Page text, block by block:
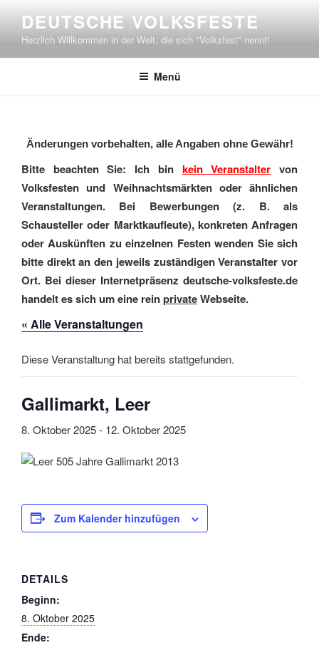
springen
DEUTSCHE VOLKSFESTE
Herzlich Willkommen in der Welt, die sich "Volksfest" nennt!
Menü
Änderungen vorbehalten, alle Angaben ohne Gewähr!
Bitte beachten Sie: Ich bin kein Veranstalter von
Volksfesten und Weihnachtsmärkten oder ähnlichen
Veranstaltungen. Bei Bewerbungen (z. B. als
Schausteller oder Marktkaufleute), konkreten Anfragen
oder Auskünften zu einzelnen Festen wenden Sie sich
bitte direkt an den jeweils zuständigen Veranstalter vor
Ort. Bei dieser Internetpräsenz deutsche-volksfeste.de
handelt es sich um eine reinprivateWebseite.
« Alle Veranstaltungen
Diese Veranstaltung hat bereits stattgefunden.
Gallimarkt, Leer
8. Oktober 2025- 12. Oktober 2025
Zum Kalender hinzufügen
DETAILS
Beginn:
8. Oktober 2025
Ende: